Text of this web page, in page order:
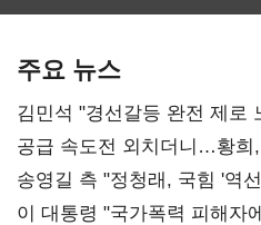
주요 뉴스
김민석 "경선갈등 완전 제로
사과부터"
공급 속도전 외치더니…황희
리모델링' 제안
송영길 측 "정청래, 국힘 '역
총선 지휘 못해"
이 대통령 "국가폭력 피해자